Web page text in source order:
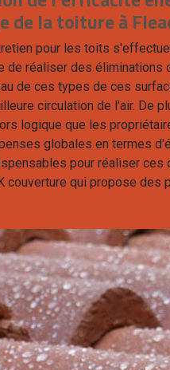
de la toiture à
pour les toits
de réaliser des éliminations
de ces types de ces
circulation de l'air. De
logique que les
globales en termes
pour réaliser ces
couverture qui propose des